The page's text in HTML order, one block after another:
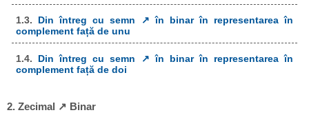
1.3. Din întreg cu semn ↗ în binar în representarea în
complement față de unu
1.4. Din întreg cu semn ↗ în binar în representarea în
complement față de doi
2. Zecimal ↗ Binar